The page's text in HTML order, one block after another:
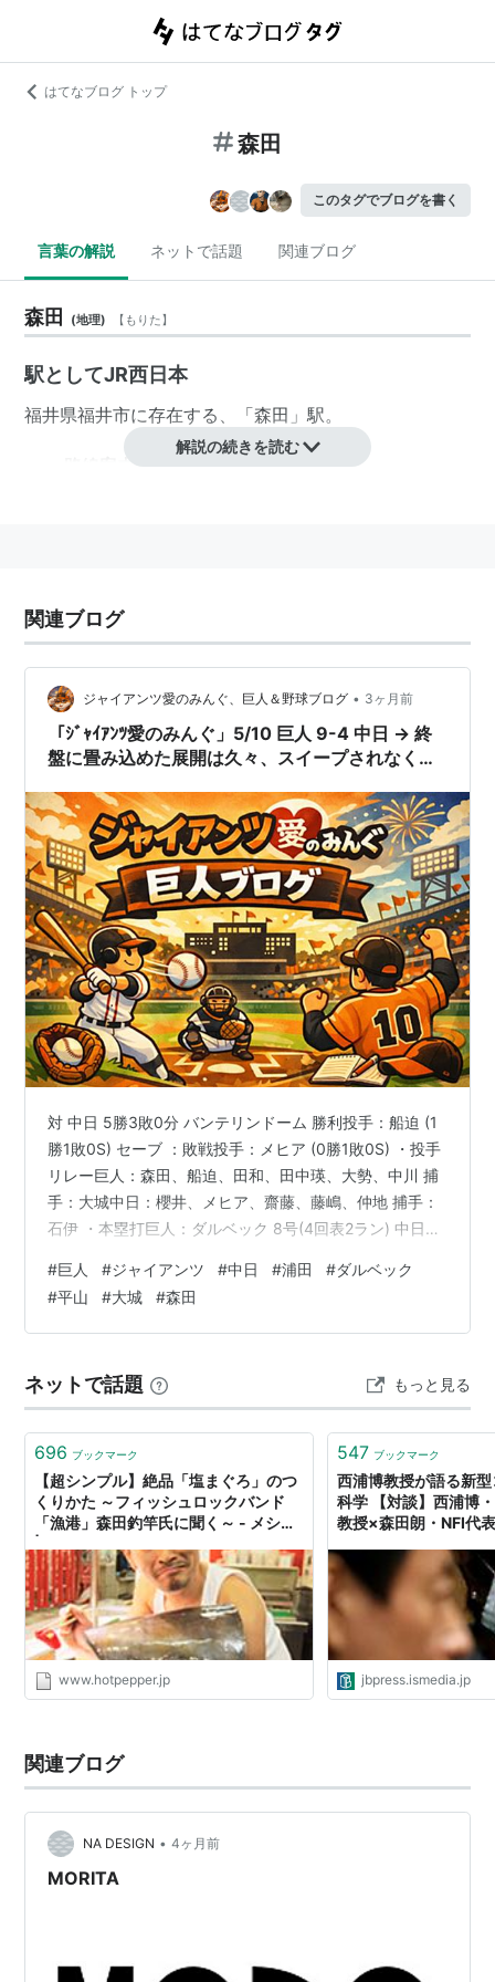
はてなブログ トップ
森田
このタグでブログを書く
言葉の解説 ネットで話題 関連ブログ
森田 (地理) 【 もりた】
駅としてJR西日本
福井県福井市に存在する、「森田 」駅。
＞＞ 路線案内 JR西日本 ＜＜
〈 米原駅
↑上段へ …松任…〈金沢駅〉…津幡… 高岡…富山
江津
森田 (一般) 【もりた】
リスト::日本人の苗字
主な有名人
名前 なまえ 別名 肩書き 解説
森田あつ
子
もりたあつこ
堂珍
敦子
モデル
堂珍嘉邦夫
人
森田彩華 もりたあやか - 美少女クラブ31 -
森田あゆ
もりたあゆみ -
プロテニスプレ
-
森田一義
もりたかずよ
し
タモ
自由業：タレン
ト
森田恭平
もりたきょう
へい
- ラグビー -
森田健作
もりたけんさ
く
-
俳優、元国会議
-
森田剛 もりたごう -
ご
導者
森田貴寛
もりたたかひ
ろ
Taka
歌手、ONE OK
ROCK
旧名・森内
貴寛
森田まさ
のり
もりたまさの
り
- 漫画家 -
森田美勇
人
もりたみゅう
- ジャニーズJr.
フィクション
森田忍 (もりたしのぶ)・漫画『ハチミツとクローバ
ー』の登場人物
解説の続きを読む
関連ブログ
ジャイアンツ愛のみんぐ、巨人＆野球ブログ • 3ヶ月前
「ｼﾞｬｲｱﾝﾂ愛のみんぐ」5/10 巨人 9-4 中日 → 終
盤に畳み込めた展開は久々、スイープされなくて
対 中日 5勝3敗0分 バンテリンドーム 勝利投手：船迫 (1
勝1敗0S) セーブ ：敗戦投手：メヒア (0勝1敗0S) ・投手
リレー巨人：森田、船迫、田和、田中瑛、大勢、中川 捕
手：大城中日：櫻井、メヒア、齋藤、藤嶋、仲地 捕手：
石伊 ・本塁打巨人：ダルベック 8号(4回表2ラン) 中日：
ャンネル1 にて観戦 解説：川上憲伸 実況：宮部和裕
（CBC）～～～～～～～～～～～～～～～～～～～～～
～～～～～～～Giants Official
#巨人 #ジャイアンツ #中日 #浦田 #ダルベック
#平山 #大城 #森田
ネットで話題 もっと見る
696 ブックマーク
【超シンプル】絶品「塩まぐろ」のつ
くりかた ～フィッシュロックバンド
「漁港」森田釣竿氏に聞く～ - メシ通
www.hotpepper.jp
547 ブックマーク
西浦博教授が語る新
科学 【対談】西浦博
教授×森田朗・NFI代
jbpress.ismedia.jp
関連ブログ
NA DESIGN • 4ヶ月前
MORITA